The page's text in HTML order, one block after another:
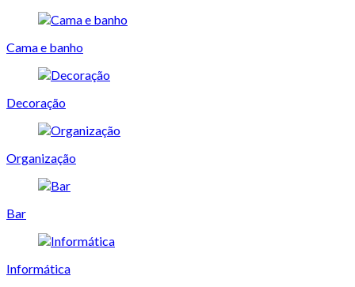
Cama e banho
Decoração
Organização
Bar
Informática